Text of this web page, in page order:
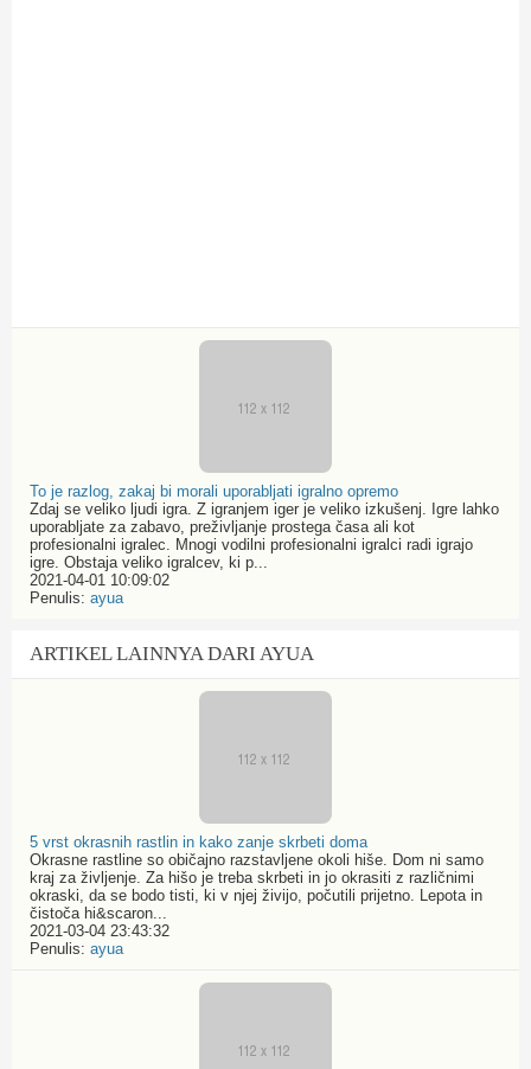
To je razlog, zakaj bi morali uporabljati igralno opremo
Zdaj se veliko ljudi igra. Z igranjem iger je veliko izkušenj. Igre lahko
uporabljate za zabavo, preživljanje prostega časa ali kot
profesionalni igralec. Mnogi vodilni profesionalni igralci radi igrajo
igre. Obstaja veliko igralcev, ki p...
2021-04-01 10:09:02
Penulis: ayua
ARTIKEL LAINNYA DARI AYUA
5 vrst okrasnih rastlin in kako zanje skrbeti doma
Okrasne rastline so običajno razstavljene okoli hiše. Dom ni samo
kraj za življenje. Za hišo je treba skrbeti in jo okrasiti z različnimi
okraski, da se bodo tisti, ki v njej živijo, počutili prijetno. Lepota in
čistoča hi&scaron...
2021-03-04 23:43:32
Penulis: ayua